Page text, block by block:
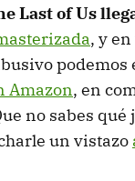
Last of Us
, y
Amazon, en
no sabes qué
un vistazo